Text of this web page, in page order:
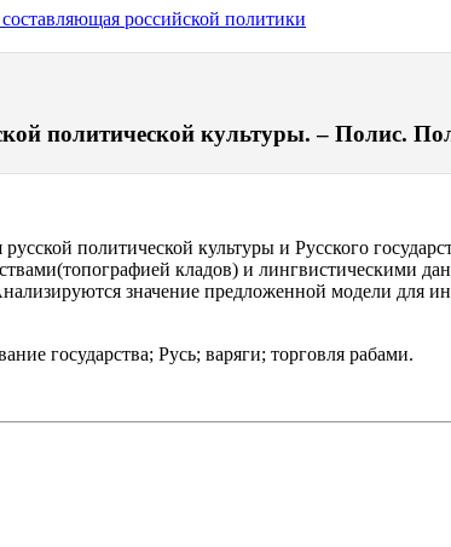
российской политики
политической культуры. – Полис.
политической культуры и Русского
кладов) и лингвистическими
значение предложенной модели для
государства; Русь; варяги; торговля рабами.